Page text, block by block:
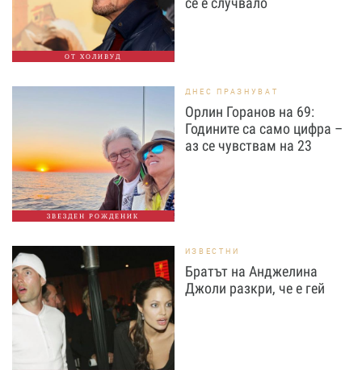
ОТ ХОЛИВУД
ЗВЕЗДЕН РОЖДЕНИК
ДНЕС ПРАЗНУВАТ
Орлин Горанов на 69:
Годините са само цифра –
аз се чувствам на 23
ИЗВЕСТНИ
Братът на Анджелина
Джоли разкри, че е гей